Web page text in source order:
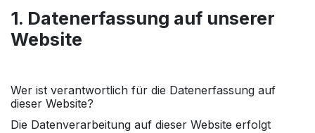
1. Datenerfassung auf unserer
Website
Wer ist verantwortlich für die Datenerfassung auf
dieser Website?
Die Datenverarbeitung auf dieser Website erfolgt